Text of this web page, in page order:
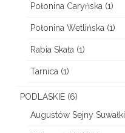
Połonina Caryńska (1)
Połonina Wetlińska (1)
Rabia Skała (1)
Tarnica (1)
PODLASKIE (6)
Augustów Sejny Suwałki